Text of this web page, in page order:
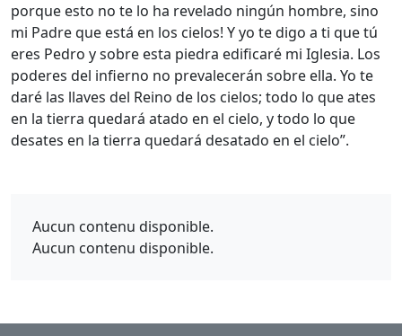
porque esto no te lo ha revelado ningún hombre, sino
mi Padre que está en los cielos! Y yo te digo a ti que tú
eres Pedro y sobre esta piedra edificaré mi Iglesia. Los
poderes del infierno no prevalecerán sobre ella. Yo te
daré las llaves del Reino de los cielos; todo lo que ates
en la tierra quedará atado en el cielo, y todo lo que
desates en la tierra quedará desatado en el cielo”.
Aucun contenu disponible.
Aucun contenu disponible.